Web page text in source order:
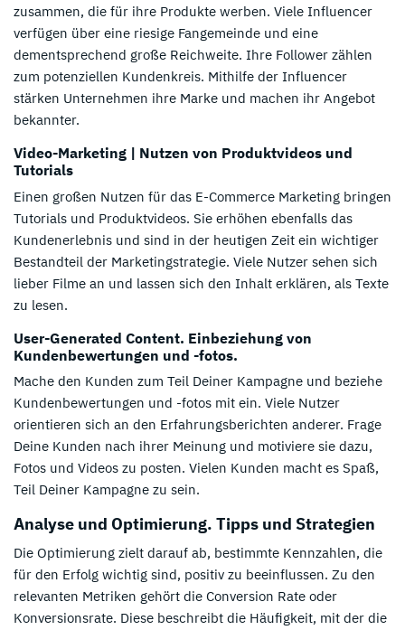
zusammen, die für ihre Produkte werben. Viele Influencer
verfügen über eine riesige Fangemeinde und eine
dementsprechend große Reichweite. Ihre Follower zählen
zum potenziellen Kundenkreis. Mithilfe der Influencer
stärken Unternehmen ihre Marke und machen ihr Angebot
bekannter.
Video-Marketing | Nutzen von Produktvideos und
Tutorials
Einen großen Nutzen für das E-Commerce Marketing bringen
Tutorials und Produktvideos. Sie erhöhen ebenfalls das
Kundenerlebnis und sind in der heutigen Zeit ein wichtiger
Bestandteil der Marketingstrategie. Viele Nutzer sehen sich
lieber Filme an und lassen sich den Inhalt erklären, als Texte
zu lesen.
User-Generated Content. Einbeziehung von
Kundenbewertungen und -fotos.
Mache den Kunden zum Teil Deiner Kampagne und beziehe
Kundenbewertungen und -fotos mit ein. Viele Nutzer
orientieren sich an den Erfahrungsberichten anderer. Frage
Deine Kunden nach ihrer Meinung und motiviere sie dazu,
Fotos und Videos zu posten. Vielen Kunden macht es Spaß,
Teil Deiner Kampagne zu sein.
Analyse und Optimierung. Tipps und Strategien
Die Optimierung zielt darauf ab, bestimmte Kennzahlen, die
für den Erfolg wichtig sind, positiv zu beeinflussen. Zu den
relevanten Metriken gehört die Conversion Rate oder
Konversionsrate. Diese beschreibt die Häufigkeit, mit der die